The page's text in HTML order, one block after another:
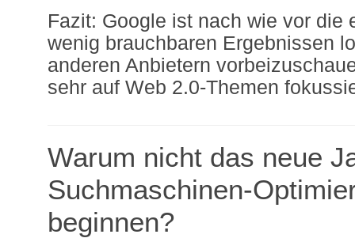
Fazit: Google ist nach wie vor die
wenig brauchbaren Ergebnissen
anderen Anbietern
sehr auf Web 2.0-Themen
Warum nicht das neue
Suchmaschinen-
beginnen?